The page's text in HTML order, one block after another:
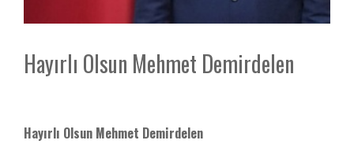
Hayırlı Olsun Mehmet Demirdelen
Hayırlı Olsun Mehmet Demirdelen